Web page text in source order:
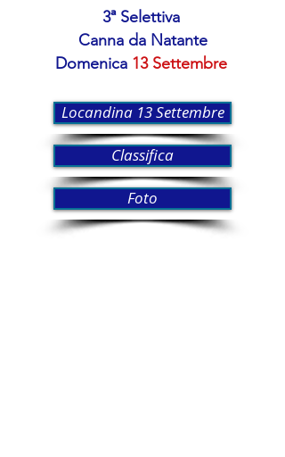
3ª Selettiva
Canna da Natante
Domenica 13 Settembre
Locandina 13 Settembre
Classifica
Foto